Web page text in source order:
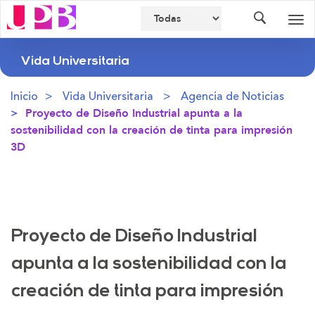
Vida Universitaria
Inicio Vida Universitaria Agencia de Noticias
Proyecto de Diseño Industrial apunta a la
sostenibilidad con la creación de tinta para impresión
3D
Proyecto de Diseño Industrial
apunta a la sostenibilidad con la
creación de tinta para impresión